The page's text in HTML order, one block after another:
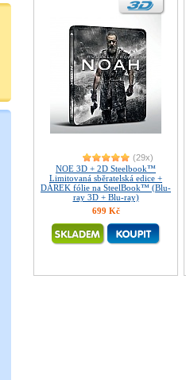
(29x)
NOE 3D + 2D Steelbook™
Limitovaná sběratelská edice +
DÁREK fólie na SteelBook™ (Blu-
ray 3D + Blu-ray)
699 Kč